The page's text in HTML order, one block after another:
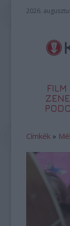
2026.
FILM
ZENE
Címkék »